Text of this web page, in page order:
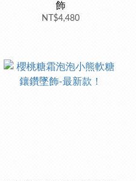
飾
NT$4,480